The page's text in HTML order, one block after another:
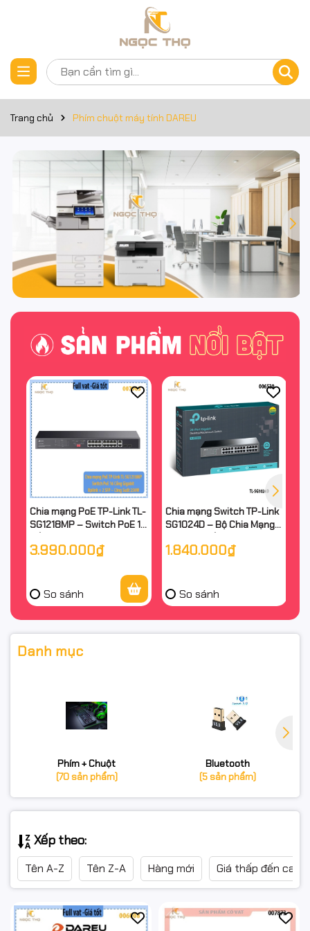
Trang chủ Phím chuột máy tính DAREU
Chia mạng PoE TP-Link TL-
SG1218MP – Switch PoE 16
SFP – Công Suất 250W –
3.990.000₫
So sánh
Chia mạng Switch TP-Link
SG1024D – Bộ Chia Mạng
10/100/1000Mbps – Vỏ
1.840.000₫
So sánh
Danh mục
Phím + Chuột
(70 sản phẩm)
Bluetooth
(5 sản phẩm)
Xếp theo:
Tên A-Z Tên Z-A Hàng mới Giá thấp đến cao